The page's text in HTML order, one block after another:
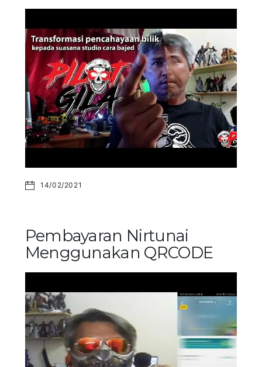
14/02/2021
Pembayaran Nirtunai
Menggunakan QRCODE